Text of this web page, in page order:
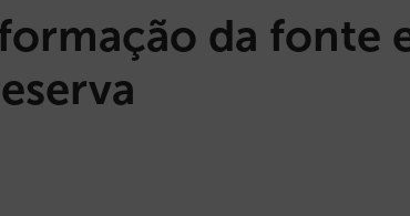
da fonte